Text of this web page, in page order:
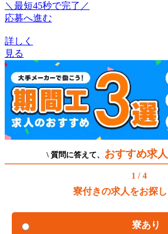
＼最短45秒で完了／
応募へ進む
詳しく
見る
\ 質問に答えて、 おすすめ求人
1 / 4
寮付きの求人をお探
寮あり